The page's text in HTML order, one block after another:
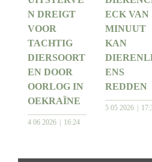
N DREIGT
VOOR
TACHTIG
DIERSOORT
EN DOOR
OORLOG IN
OEKRAÏNE
4 06 2026 16:24
ECK VAN
MINUUT
KAN
ENS
REDDEN
5 05 2026